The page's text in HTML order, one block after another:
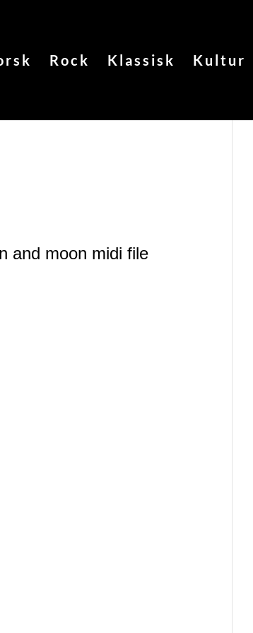
Rock Klassisk Kultur
and moon midi file